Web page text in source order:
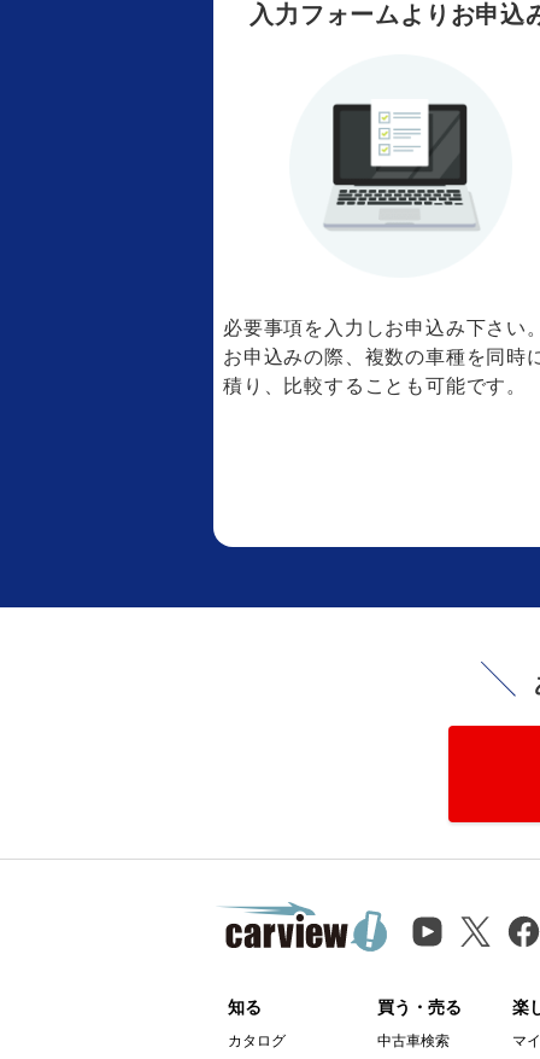
入力フォームよりお申込
必要事項を入力しお申込み下さい
お申込みの際、複数の車種を同時
積り、比較することも可能です。
知る
カタログ
買う・売る
中古車検索
楽
マ